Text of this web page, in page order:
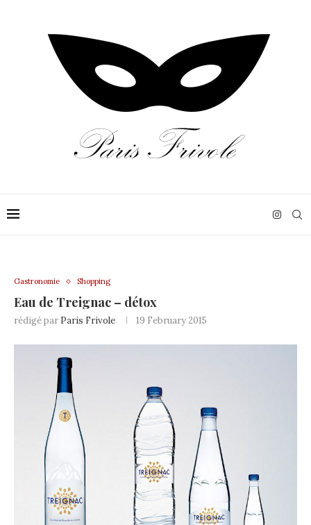
Gastronomie Shopping
Eau de Treignac – détox
rédigé par Paris Frivole 19 February 2015